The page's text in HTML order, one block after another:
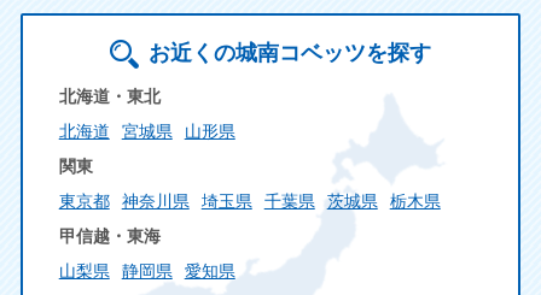
お近くの城南コベッツを探す
北海道・東北
北海道
宮城県
山形県
関東
東京都
神奈川県 埼玉県 千葉県 茨城県
栃木県
甲信越・東海
山梨県
静岡県
愛知県